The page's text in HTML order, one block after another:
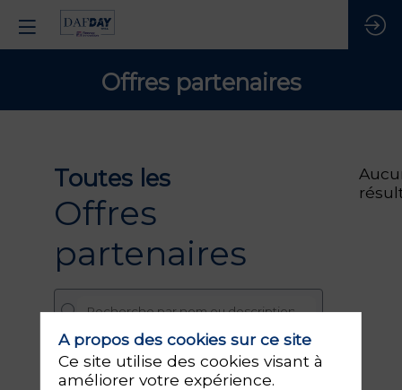
Offres partenaires
Toutes les
Offres
partenaires
PARTENAIRES
A propos des cookies sur ce site
Ce site utilise des cookies visant à
améliorer votre expérience.